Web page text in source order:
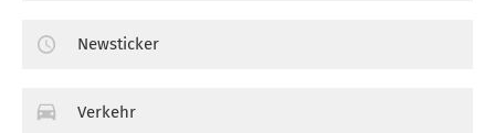
Newsticker
Verkehr